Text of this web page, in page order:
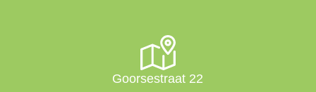
Goorsestraat 22